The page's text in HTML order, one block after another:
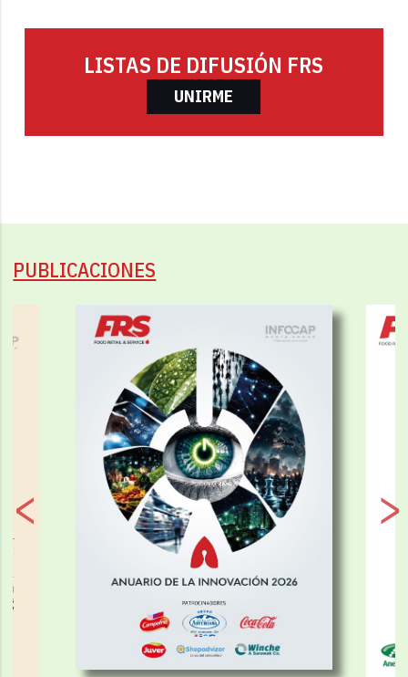
LISTAS DE DIFUSIÓN FRS
UNIRME
PUBLICACIONES